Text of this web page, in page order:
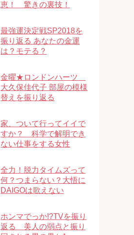
恵！ 驚きの裏技！
最強運決定戦SP2018を
振り返る あなたの金運
は？モテる？
金曜★ロンドンハーツ
大久保佳代子 部屋の模様
替えを振り返る
家、ついて行ってイイで
すか？ 科学で解明でき
ない仕事をする女性
全力！脱力タイムズって
何？つまらない？大悟に
DAIGOは歌えない
ホンマでっか!?TVを振り
返る 美人の弱点と振り